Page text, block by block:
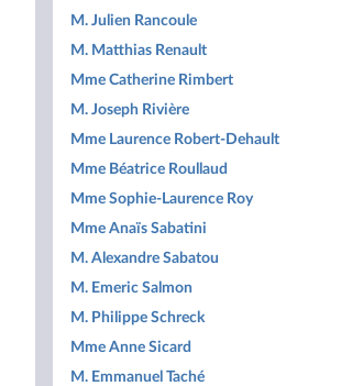
M. Julien Rancoule
M. Matthias Renault
Mme Catherine Rimbert
M. Joseph Rivière
Mme Laurence Robert-Dehault
Mme Béatrice Roullaud
Mme Sophie-Laurence Roy
Mme Anaïs Sabatini
M. Alexandre Sabatou
M. Emeric Salmon
M. Philippe Schreck
Mme Anne Sicard
M. Emmanuel Taché